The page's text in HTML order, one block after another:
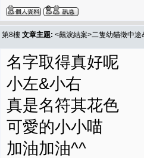
第8樓 文章主題: <飆淚結案>二隻幼貓徵中
名字取得真好呢
小左&小右
真是名符其花色
可愛的小小喵
加油加油^^